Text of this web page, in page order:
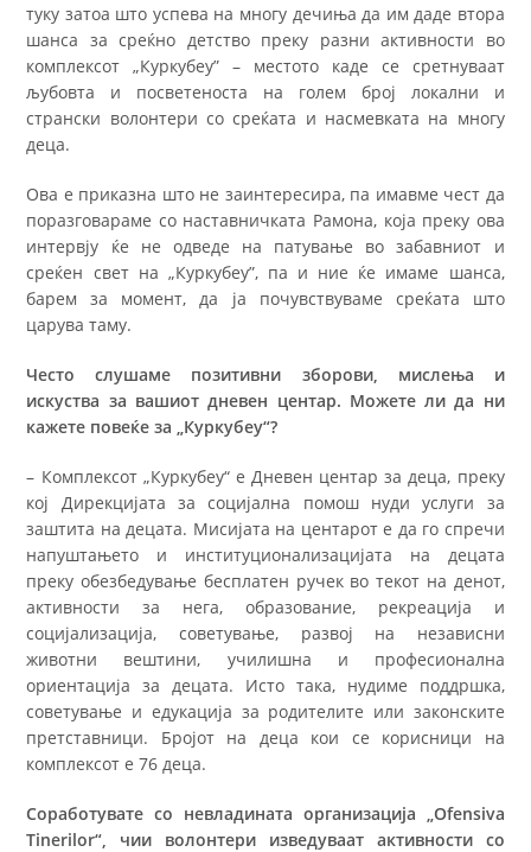
туку затоа што успева на многу дечиња да им даде втора
шанса за среќно детство преку разни активности во
комплексот „Куркубеу” – местото каде се сретнуваат
љубовта и посветеноста на голем број локални и
странски волонтери со среќата и насмевката на многу
деца.
Ова е приказна што не заинтересира, па имавме чест да
поразговараме со наставничката Рамона, која преку ова
интервју ќе не одведе на патување во забавниот и
среќен свет на „Куркубеу”, па и ние ќе имаме шанса,
барем за момент, да ја почувствуваме среќата што
царува таму.
Често слушаме позитивни зборови, мислења и
искуства за вашиот дневен центар. Можете ли да ни
кажете повеќе за „Куркубеу“?
– Комплексот „Куркубеу“ е Дневен центар за деца, преку
кој Дирекцијата за социјална помош нуди услуги за
заштита на децата. Мисијата на центарот е да го спречи
напуштањето и институционализацијата на децата
преку обезбедување бесплатен ручек во текот на денот,
активности за нега, образование, рекреација и
социјализација, советување, развој на независни
животни вештини, училишна и професионална
ориентација за децата. Исто така, нудиме поддршка,
советување и едукација за родителите или законските
претставници. Бројот на деца кои се корисници на
комплексот е 76 деца.
Соработувате со невладината организација „Ofensiva
Tinerilor“, чии волонтери изведуваат активности со